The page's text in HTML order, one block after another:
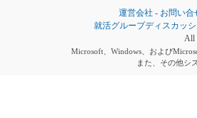
運営会社 - お問い合
就活グループディスカッ
All
Microsoft、Windows、および
また、その他シ